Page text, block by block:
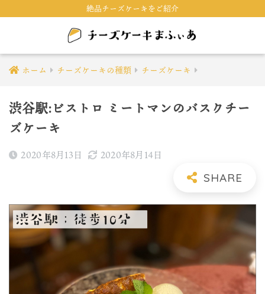
絶品チーズケーキをご紹介
ホーム チーズケーキの種類 チーズケーキ
渋谷駅:ビストロ ミートマンのバスクチー
ズケーキ
2020年8月13日 2020年8月14日